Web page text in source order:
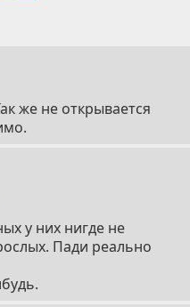
же не открывается
у них нигде не
Пади реально